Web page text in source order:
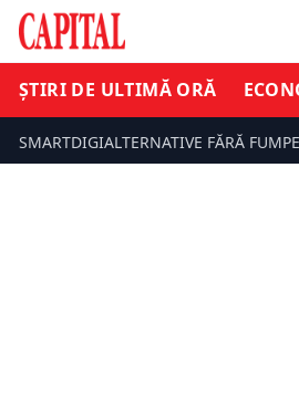
ȘTIRI DE ULTIMĂ ORĂ
SMARTDIGIALTERNATIVE FĂRĂ FUM